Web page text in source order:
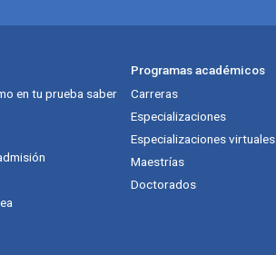
en tu prueba saber
Programas académicos
Carreras
Especializaciones
Especializaciones virtuales
Maestrías
Doctorados